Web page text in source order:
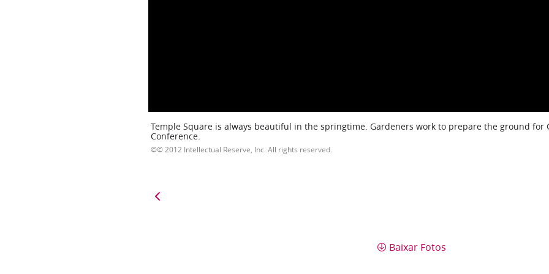
Temple Square is always beautiful in the springtime. Gardeners work to prepare the ground for
Conference.
© 2012 Intellectual Reserve, Inc. All rights reserved.
Baixar Fotos